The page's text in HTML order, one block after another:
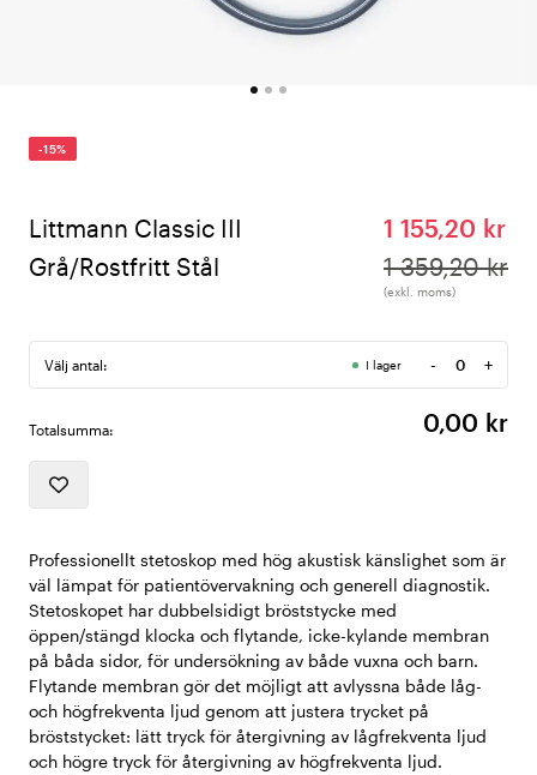
-15%
Littmann Classic III
Grå/Rostfritt Stål
1 155,20 kr
1 359,20 kr
(exkl. moms)
Välj antal: I lager -
Antal
+
Totalsumma: 0,00 kr
Professionellt stetoskop med hög akustisk känslighet som är
väl lämpat för patientövervakning och generell diagnostik.
Stetoskopet har dubbelsidigt bröststycke med
öppen/stängd klocka och flytande, icke-kylande membran
på båda sidor, för undersökning av både vuxna och barn.
Flytande membran gör det möjligt att avlyssna både låg-
och högfrekventa ljud genom att justera trycket på
bröststycket: lätt tryck för återgivning av lågfrekventa ljud
och högre tryck för återgivning av högfrekventa ljud.